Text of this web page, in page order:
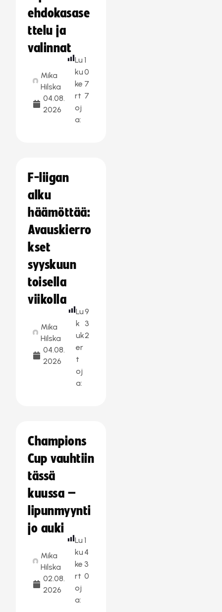
ehdokasase
ttelu ja
valinnat
Mika
Hilska
04.08.
2026
Lu
ku
ke
rt
oj
a:
1
0
7
7
F-liigan
alku
häämöttää:
Avauskierro
kset
syyskuun
toisella
viikolla
Mika
Hilska
04.08.
2026
Lu
k
uk
er
t
oj
a:
9
3
2
Champions
Cup vauhtiin
tässä
kuussa –
lipunmyynti
jo auki
Mika
Hilska
02.08.
2026
Lu
ku
ke
rt
oj
a:
1
4
3
0